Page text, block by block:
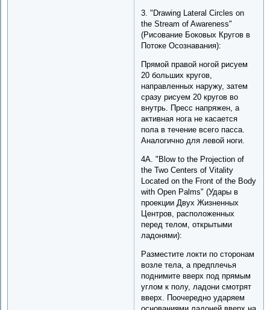
3. "Drawing Lateral Circles on
the Stream of Awareness"
(Рисование Боковых Кругов в
Потоке Осознавания):
Прямой правой ногой рисуем
20 больших кругов,
направленных наружу, затем
сразу рисуем 20 кругов во
внутрь. Пресс напряжен, а
активная нога не касается
пола в течение всего пасса.
Аналогично для левой ноги.
4A. "Blow to the Projection of
the Two Centers of Vitality
Located on the Front of the Body
with Open Palms" (Удары в
проекции Двух Жизненных
Центров, расположенных
перед телом, открытыми
ладонями):
Разместите локти по сторонам
возле тела, а предплечья
поднимите вверх под прямым
углом к полу, ладони смотрят
вверх. Поочередно ударяем